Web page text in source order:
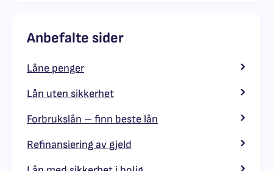
Anbefalte sider
Låne penger
Lån uten sikkerhet
Forbrukslån – finn beste lån
Refinansiering av gjeld